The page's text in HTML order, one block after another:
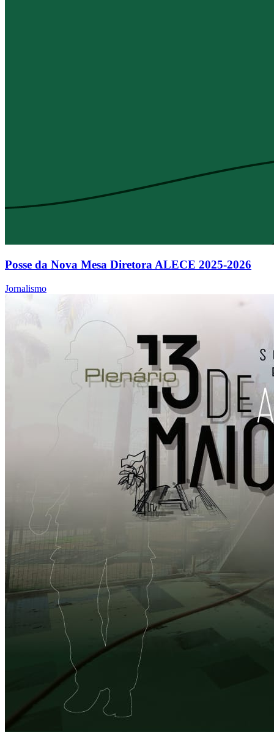
Posse da Nova Mesa Diretora ALECE 2025-2026
Jornalismo